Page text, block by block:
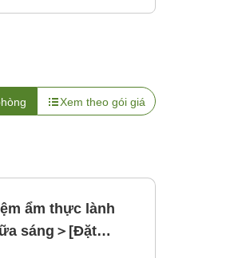
Xem theo gói giá
ẩm thực lành
sáng＞[Đặt